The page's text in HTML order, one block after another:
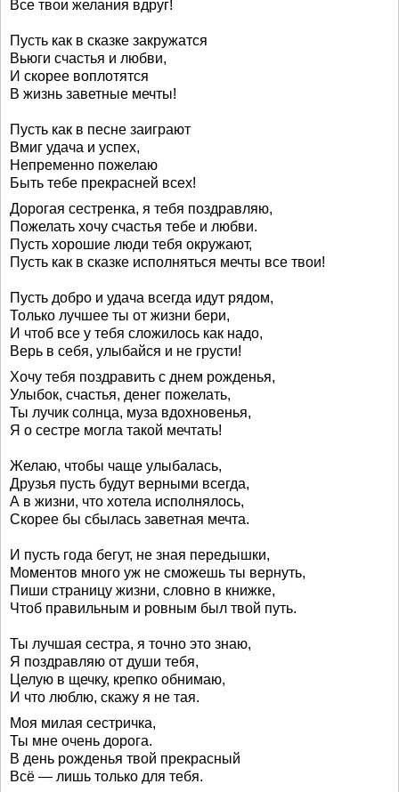
Все твои желания вдруг!
Пусть как в сказке закружатся
Вьюги счастья и любви,
И скорее воплотятся
В жизнь заветные мечты!
Пусть как в песне заиграют
Вмиг удача и успех,
Непременно пожелаю
Быть тебе прекрасней всех!
Дорогая сестренка, я тебя поздравляю,
Пожелать хочу счастья тебе и любви.
Пусть хорошие люди тебя окружают,
Пусть как в сказке исполняться мечты все твои!
Пусть добро и удача всегда идут рядом,
Только лучшее ты от жизни бери,
И чтоб все у тебя сложилось как надо,
Верь в себя, улыбайся и не грусти!
Хочу тебя поздравить с днем рожденья,
Улыбок, счастья, денег пожелать,
Ты лучик солнца, муза вдохновенья,
Я о сестре могла такой мечтать!
Желаю, чтобы чаще улыбалась,
Друзья пусть будут верными всегда,
А в жизни, что хотела исполнялось,
Скорее бы сбылась заветная мечта.
И пусть года бегут, не зная передышки,
Моментов много уж не сможешь ты вернуть,
Пиши страницу жизни, словно в книжке,
Чтоб правильным и ровным был твой путь.
Ты лучшая сестра, я точно это знаю,
Я поздравляю от души тебя,
Целую в щечку, крепко обнимаю,
И что люблю, скажу я не тая.
Моя милая сестричка,
Ты мне очень дорога.
В день рожденья твой прекрасный
Всё — лишь только для тебя.